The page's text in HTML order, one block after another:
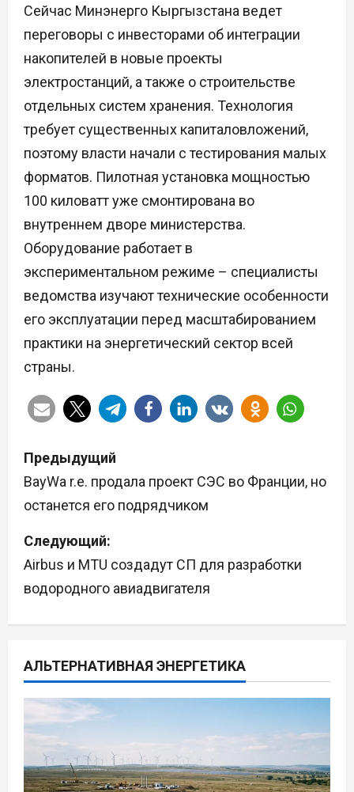
Сейчас Минэнерго Кыргызстана ведет
переговоры с инвесторами об интеграции
накопителей в новые проекты
электростанций, а также о строительстве
отдельных систем хранения. Технология
требует существенных капиталовложений,
поэтому власти начали с тестирования малых
форматов. Пилотная установка мощностью
100 киловатт уже смонтирована во
внутреннем дворе министерства.
Оборудование работает в
экспериментальном режиме – специалисты
ведомства изучают технические особенности
его эксплуатации перед масштабированием
практики на энергетический сектор всей
страны.
Н
а
в
и
г
и
я
о
Предыдущий
BayWa r.e. продала проект СЭС во Франции, но
останется его подрядчиком
Следующий:
Airbus и MTU создадут СП для разработки
водородного авиадвигателя
АЛЬТЕРНАТИВНАЯ ЭНЕРГЕТИКА